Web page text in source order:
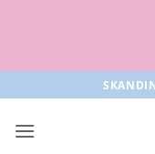
to
content